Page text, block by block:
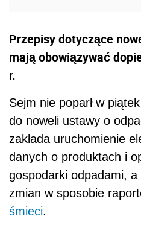
Przepisy dotyczące
mają obowiązywać
r.
Sejm nie poparł w
do noweli ustawy o
zakłada uruchomienie
danych o produktach i
gospodarki odpadami,
zmian w sposobie
śmieci.